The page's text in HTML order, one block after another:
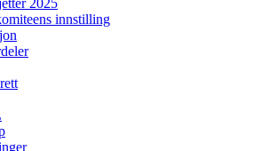
innstilling